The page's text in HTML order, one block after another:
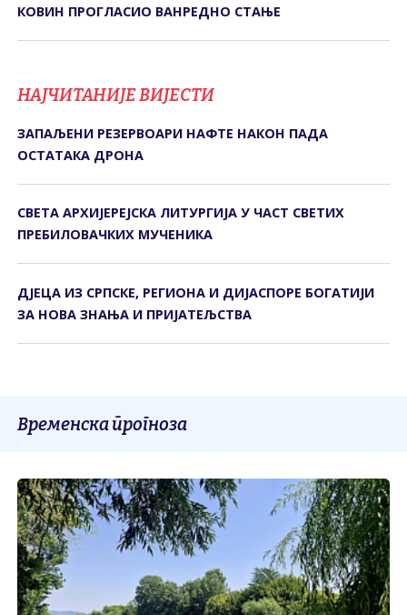
КОВИН ПРОГЛАСИО ВАНРЕДНО СТАЊЕ
НАЈЧИТАНИЈЕ ВИЈЕСТИ
ЗАПАЉЕНИ РЕЗЕРВОАРИ НАФТЕ НАКОН ПАДА
ОСТАТАКА ДРОНА
СВЕTА АРХИЈЕРЕЈСКА ЛИTУРГИЈА У ЧАСТ СВЕТИХ
ПРЕБИЛОВАЧКИХ МУЧЕНИКА
ДЈЕЦА ИЗ СРПСКЕ, РЕГИОНА И ДИЈАСПОРЕ БОГАТИЈИ
ЗА НОВА ЗНАЊА И ПРИЈАТЕЉСТВА
Временска прогноза